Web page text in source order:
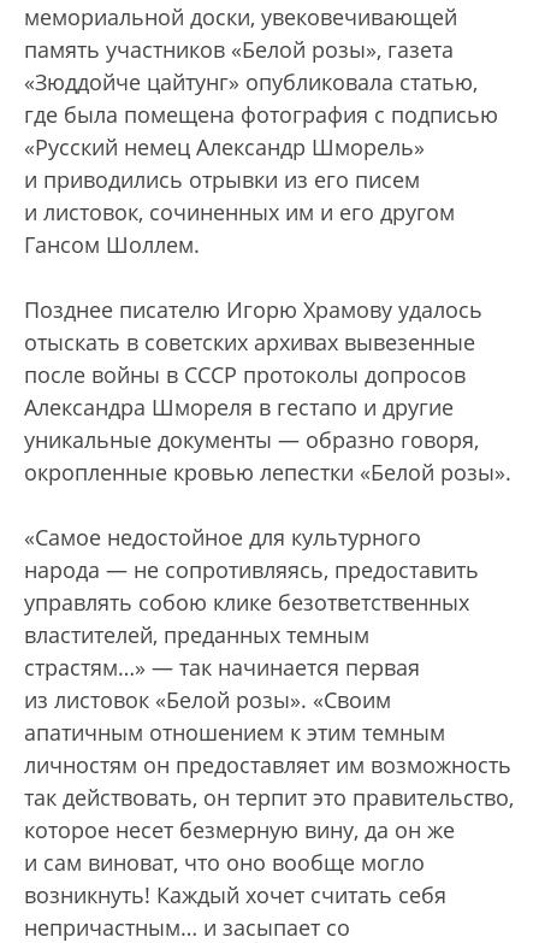
мемориальной доски, увековечивающей
память участников «Белой розы», газета
«Зюддойче цайтунг» опубликовала статью,
где была помещена фотография с подписью
«Русский немец Александр Шморель»
и приводились отрывки из его писем
и листовок, сочиненных им и его другом
Гансом Шоллем.
Позднее писателю Игорю Храмову удалось
отыскать в советских архивах вывезенные
после войны в СССР протоколы допросов
Александра Шмореля в гестапо и другие
уникальные документы — образно говоря,
окропленные кровью лепестки «Белой розы».
«Самое недостойное для культурного
народа — не сопротивляясь, предоставить
управлять собою клике безответственных
властителей, преданных темным
страстям…» — так начинается первая
из листовок «Белой розы». «Своим
апатичным отношением к этим темным
личностям он предоставляет им возможность
так действовать, он терпит это правительство,
которое несет безмерную вину, да он же
и сам виноват, что оно вообще могло
возникнуть! Каждый хочет считать себя
непричастным… и засыпает со